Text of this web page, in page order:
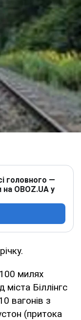
головного —
OBOZ.UA у
милях
міста Біллінгс
вагонів з
(притока